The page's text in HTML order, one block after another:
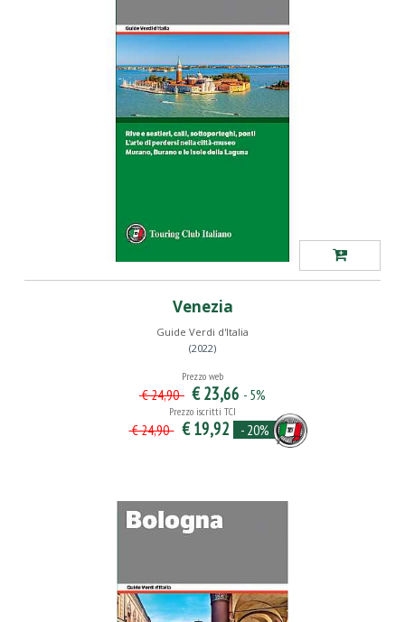
Venezia
Guide Verdi d'Italia
(2022)
Prezzo web
€ 24,90 € 23,66 - 5%
Prezzo iscritti TCI
€ 24,90 € 19,92 - 20%